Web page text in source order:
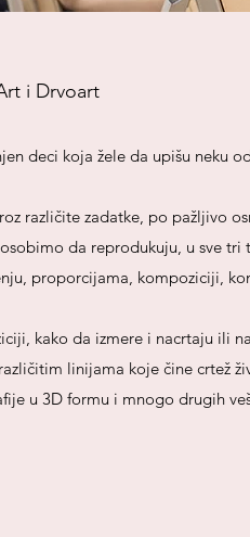
i Drvoart
deci koja žele da upišu neku
različite zadatke, po pažljivo
da reprodukuju, u sve
proporcijama, kompoziciji,
kako da izmere i nacrtaju ili
linijama koje čine crtež
u 3D formu i mnogo drugih